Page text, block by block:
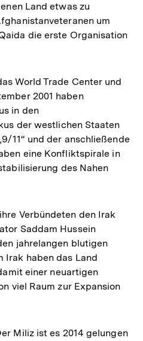
Land etwas zu
um
die erste Organisation
World Trade Center und
2001 haben
in den
der westlichen Staaten
11“ und der anschließende
eine Konfliktspirale in
des Nahen
Verbündeten den Irak
Saddam Hussein
jahrelangen blutigen
Irak haben das Land
einer neuartigen
viel Raum zur Expansion
Miliz ist es 2014 gelungen